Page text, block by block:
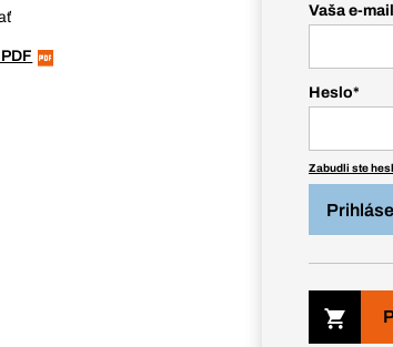
Vaša e-
Heslo*
Zabudli ste